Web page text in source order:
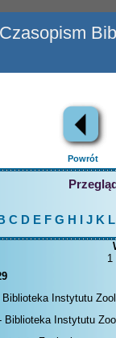
Powrót
B C D EFG H J K L
1
Biblioteka Instytutu
Biblioteka Instytutu